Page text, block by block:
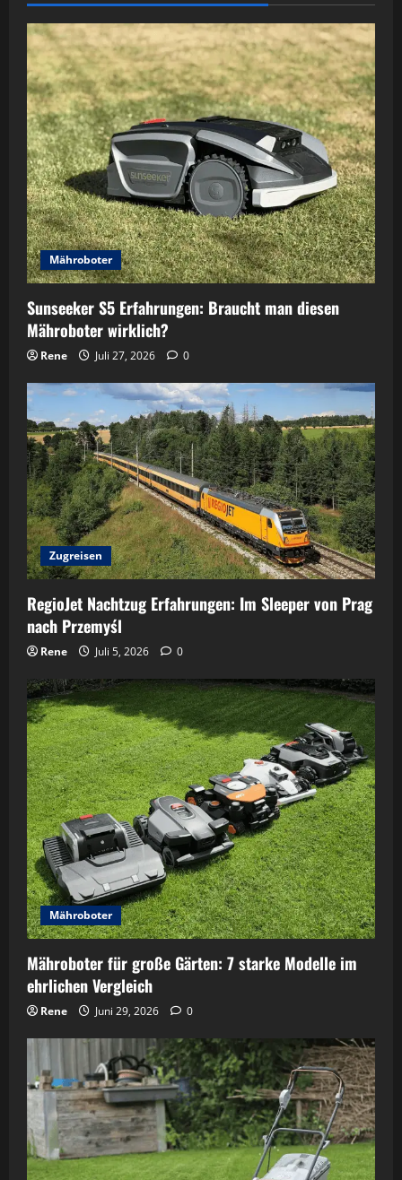
übern
wir
aber
nochmal
Mähroboter
Sunseeker S5 Erfahrungen: Braucht man diesen
Mähroboter wirklich?
Rene Juli 27, 2026 0
Zugreisen
RegioJet Nachtzug Erfahrungen: Im Sleeper von Prag
nach Przemyśl
Rene Juli 5, 2026 0
Mähroboter
Mähroboter für große Gärten: 7 starke Modelle im
ehrlichen Vergleich
Rene Juni 29, 2026 0